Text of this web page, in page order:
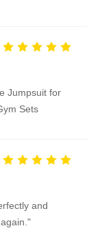
Jumpsuit for
Sets
and